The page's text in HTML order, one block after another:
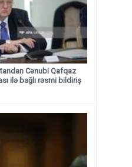
Cənubi Qafqaz
ilə bağlı rəsmi bildiriş